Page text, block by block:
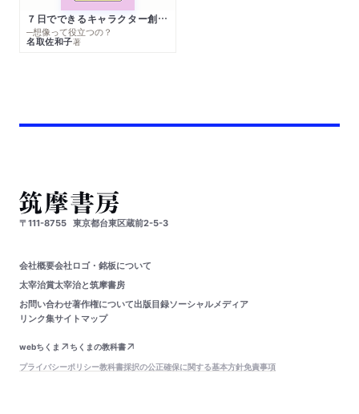
７日でできるキャラクター創作入門
─想像って役立つの？
名取佐和子著
〒111-8755 東京都台東区蔵前2-5-3
会社概要会社ロゴ・銘板について
太宰治賞太宰治と筑摩書房
お問い合わせ著作権について出版目録ソーシャルメディア
リンク集サイトマップ
webちくま
ちくまの教科書
プライバシーポリシー教科書採択の公正確保に関する基本方針免責事項